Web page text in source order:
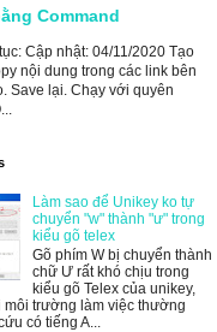
Command
Cập nhật: 04/11/2020 Tạo
nội dung trong các link bên
Save lại. Chạy với quyên
Làm sao để Unikey ko tự
chuyển "w" thành "ư" trong
kiểu gõ telex
Gõ phím W bị chuyển thành
chữ Ư rất khó chịu trong
kiểu gõ Telex của unikey,
môi trường làm việc thường
có tiếng A...